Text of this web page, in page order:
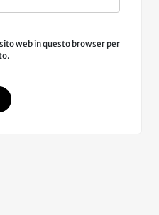
web in questo browser per